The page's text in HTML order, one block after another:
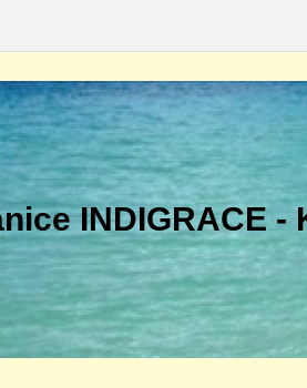
INDIGRACE